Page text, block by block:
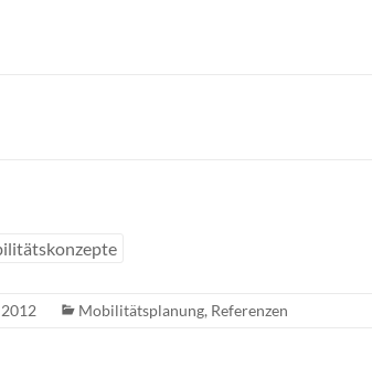
Mobilitätsplanung, Referenzen